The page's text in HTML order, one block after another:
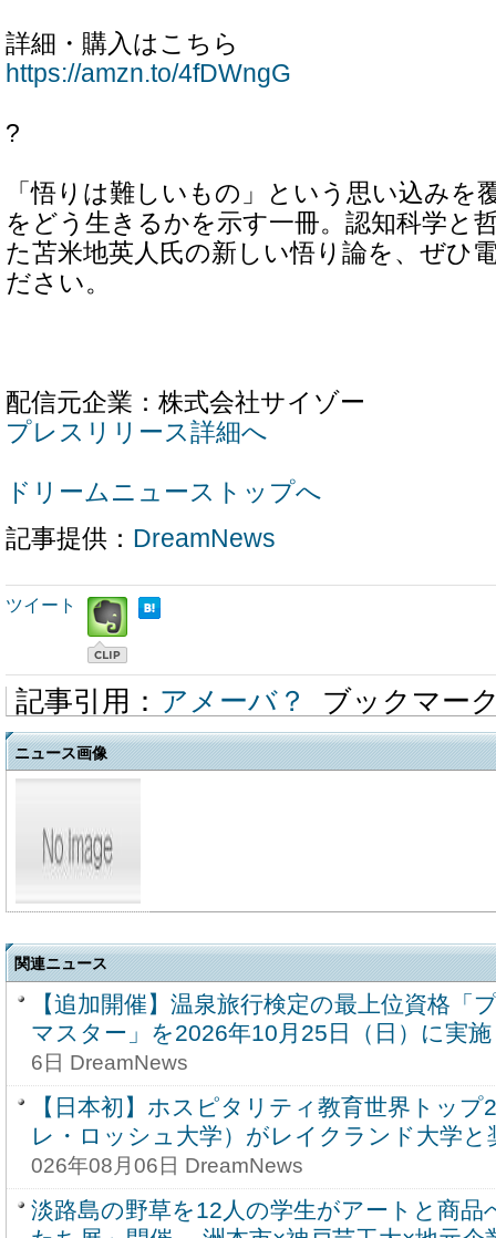
詳細・購入はこちら
https://amzn.to/4fDWngG
?
「悟りは難しいもの」という思い込みを
をどう生きるかを示す一冊。認知科学と
た苫米地英人氏の新しい悟り論を、ぜひ
ださい。
配信元企業：株式会社サイゾー
プレスリリース詳細へ
ドリームニューストップへ
記事提供： DreamNews
ツイート
記事引用： アメーバ？ ブックマー
ニュース画像
関連ニュース
【追加開催】温泉旅行検定の最上位資格「
マスター」を2026年10月25日（日）に実
6日 DreamNews
【日本初】ホスピタリティ教育世界トッ
レ・ロッシュ大学）がレイクランド大学と
026年08月06日 DreamNews
淡路島の野草を12人の学生がアートと商品